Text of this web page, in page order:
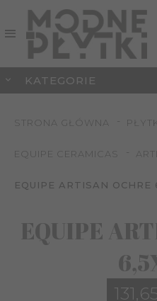
KATEGORIE
STRONA GŁÓWNA
EQUIPE CERAMICAS
EQUIPE ARTISAN OCHRE
EQUIPE
131,